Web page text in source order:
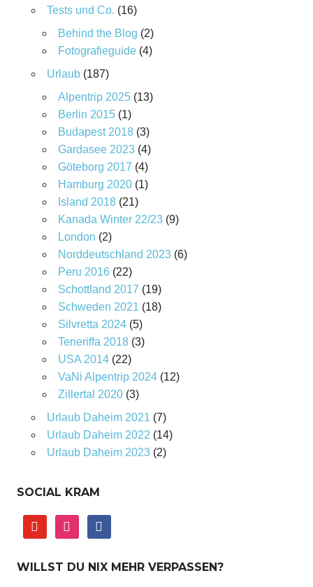
Tests und Co. (16)
Behind the Blog (2)
Fotografieguide(4)
Urlaub(187)
Alpentrip 2025(13)
Berlin 2015(1)
Budapest 2018(3)
Gardasee 2023(4)
Göteborg 2017 (4)
Hamburg 2020(1)
Island 2018(21)
Kanada Winter 22/23(9)
London (2)
Norddeutschland 2023(6)
Peru 2016(22)
Schottland 2017 (19)
Schweden 2021 (18)
Silvretta 2024(5)
Teneriffa 2018(3)
USA 2014(22)
VaNi Alpentrip 2024(12)
Zillertal 2020(3)
Urlaub Daheim 2021 (7)
Urlaub Daheim 2022 (14)
Urlaub Daheim 2023(2)
SOCIAL KRAM
youtube instagramfacebook
WILLST DU NIX MEHR VERPASSEN?